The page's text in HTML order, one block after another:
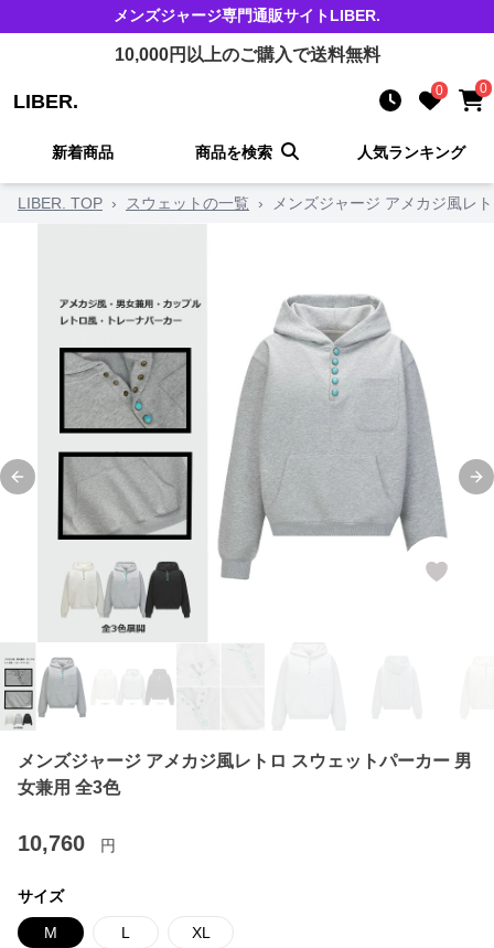
メンズジャージ専門通販サイトLIBER.
10,000円以上のご購入で送料無料
LIBER. 0 0
新着商品 商品を検索 人気ランキング
LIBER. TOP › スウェットの一覧 › メンズジャージ アメカジ風レ
Previous slide
メンズジャージ アメカジ風レトロ スウェットパーカー 男
女兼用 全3色
10,760 円
サイズ
M L XL